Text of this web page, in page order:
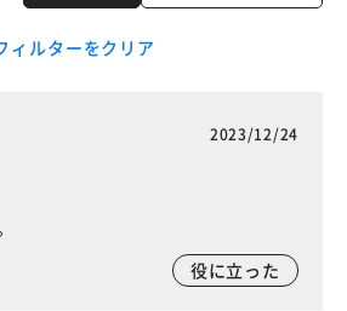
ィルターをクリア
2023/12/24
役に立った